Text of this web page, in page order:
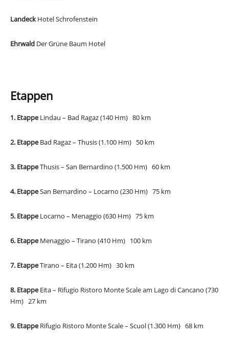
LandeckHotel Schrofenstein
Ehrwald Der Grüne Baum Hotel
Etappen
1. EtappeLindau – Bad Ragaz (140 Hm) 80 km
2. EtappeBad Ragaz – Thusis (1.100 Hm) 50 km
3. EtappeThusis – San Bernardino (1.500 Hm) 60 km
4. EtappeSan Bernardino – Locarno (230 Hm) 75 km
5. EtappeLocarno – Menaggio (630 Hm) 75 km
6. EtappeMenaggio – Tirano (410 Hm) 100 km
7. EtappeTirano – Eita (1.200 Hm) 30 km
8. EtappeEita – Rifugio Ristoro Monte Scale am Lago di Cancano (730
Hm) 27 km
9. EtappeRifugio Ristoro Monte Scale – Scuol (1.300 Hm) 68 km